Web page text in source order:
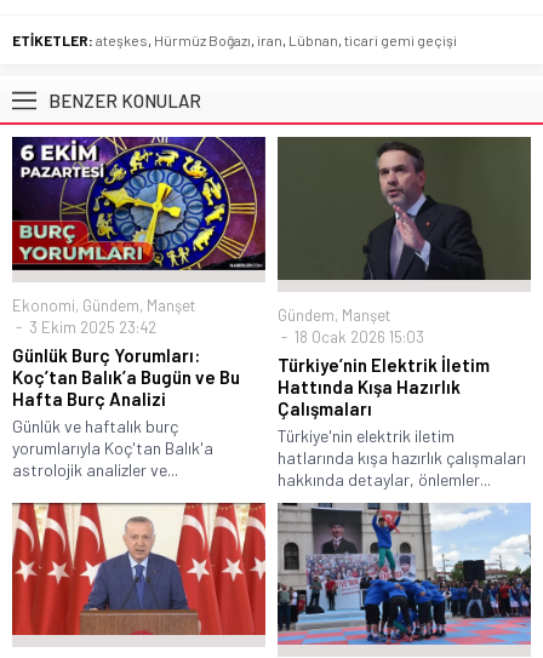
ETİKETLER: ateşkes, Hürmüz Boğazı, iran, Lübnan, ticari gemi geçişi
BENZER KONULAR
Ekonomi, Gündem, Manşet
3 Ekim 2025 23:42
Günlük Burç Yorumları:
Koç’tan Balık’a Bugün ve Bu
Hafta Burç Analizi
Günlük ve haftalık burç
yorumlarıyla Koç'tan Balık'a
astrolojik analizler ve...
Gündem, Manşet
18 Ocak 2026 15:03
Türkiye’nin Elektrik İletim
Hattında Kışa Hazırlık
Çalışmaları
Türkiye'nin elektrik iletim
hatlarında kışa hazırlık çalışmaları
hakkında detaylar, önlemler...